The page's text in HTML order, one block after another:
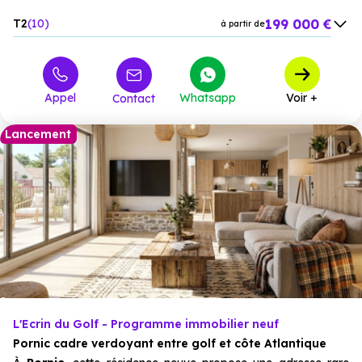
T2 10 à partir de199 000 €
Appel Contact Whatsapp Voir +
Lancement
L'Ecrin du Golf - Programme immobilier neuf
Pornic cadre verdoyant entre golf et côte Atlantique